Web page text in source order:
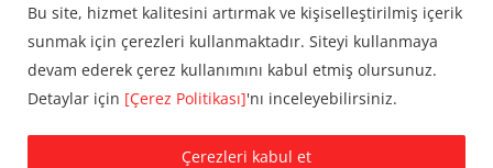
© 2024 CUMHA (Cumhur Haber Ajansı) Tüm hakları saklıdır.
Bu site, hizmet kalitesini artırmak ve kişiselleştirilmiş içerik
sunmak için çerezleri kullanmaktadır. Siteyi kullanmaya
devam ederek çerez kullanımını kabul etmiş olursunuz.
Detaylar için [Çerez Politikası]'nı inceleyebilirsiniz.
Çerezleri kabul et